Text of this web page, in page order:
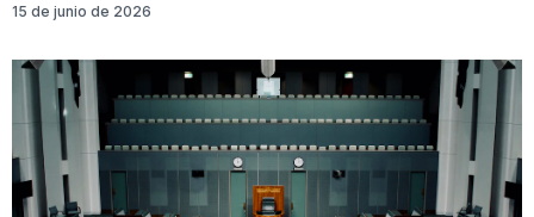
15 de junio de 2026